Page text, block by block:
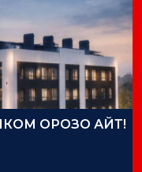
ОРОЗО АЙТ!